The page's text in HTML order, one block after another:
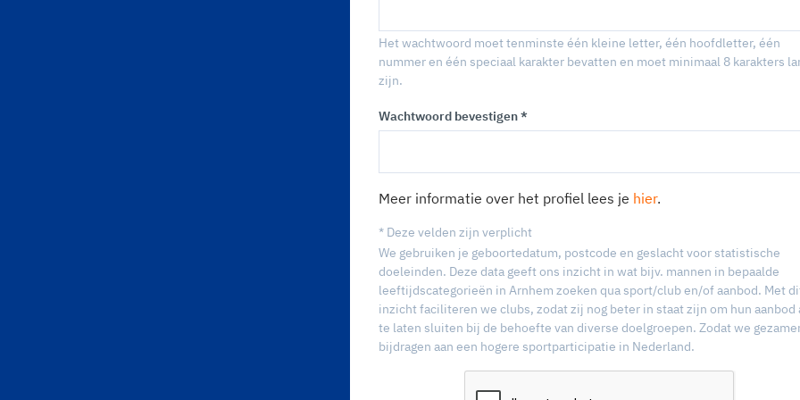
Het wachtwoord moet tenminste één kleine letter, één hoofdletter, één
nummer en één speciaal karakter bevatten en moet minimaal 8 karakters
zijn.
Wachtwoord bevestigen *
Meer informatie over het profiel lees je hier.
* Deze velden zijn verplicht
We gebruiken je geboortedatum, postcode en geslacht voor statistische
doeleinden. Deze data geeft ons inzicht in wat bijv. mannen in bepaalde
leeftijdscategorieën in Arnhem zoeken qua sport/club en/of aanbod. Met
inzicht faciliteren we clubs, zodat zij nog beter in staat zijn om hun aanbod
te laten sluiten bij de behoefte van diverse doelgroepen. Zodat we
bijdragen aan een hogere sportparticipatie in Nederland.